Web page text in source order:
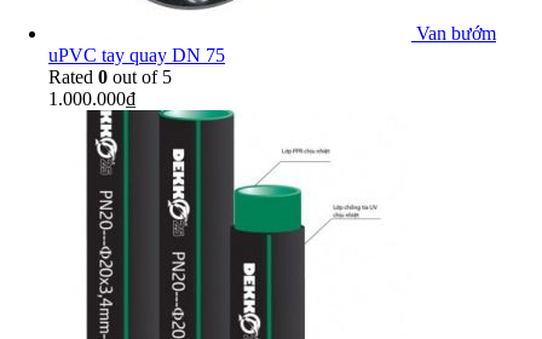
Van bướm
uPVC tay quay DN 75
Rated 0 out of 5
1.000.000₫